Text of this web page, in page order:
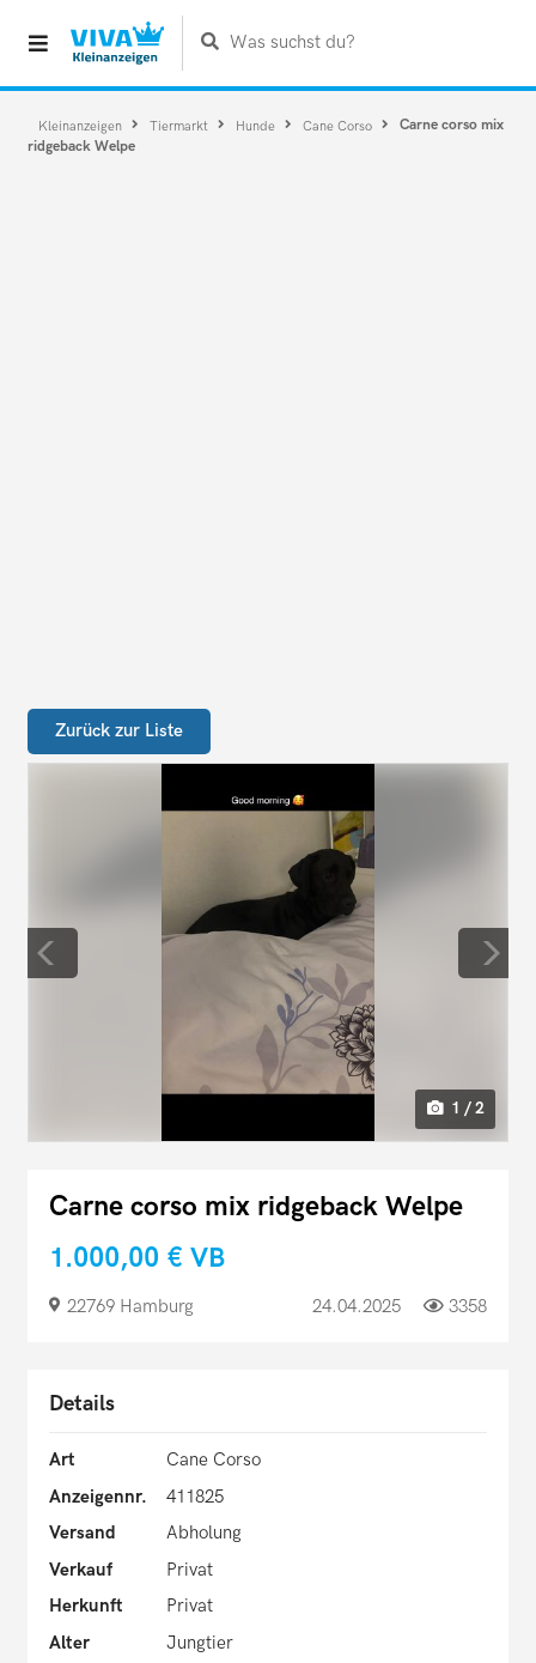
Was suchst du?
Kleinanzeigen Tiermarkt Hunde Cane Corso
Carne corso mix
ridgeback Welpe
Zurück zur Liste
1 / 2
Carne corso mix ridgeback Welpe
1.000,00 € VB
22769 Hamburg 24.04.2025 3358
Details
Art
Cane Corso
Anzeigennr.
411825
Versand
Abholung
Verkauf
Privat
Herkunft
Privat
Alter
Jungtier